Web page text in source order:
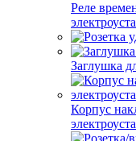
Реле
Заглушка
Корпус